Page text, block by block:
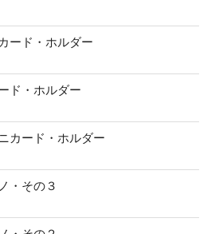
ード・ホルダー
ド・ホルダー
カード・ホルダー
・その３